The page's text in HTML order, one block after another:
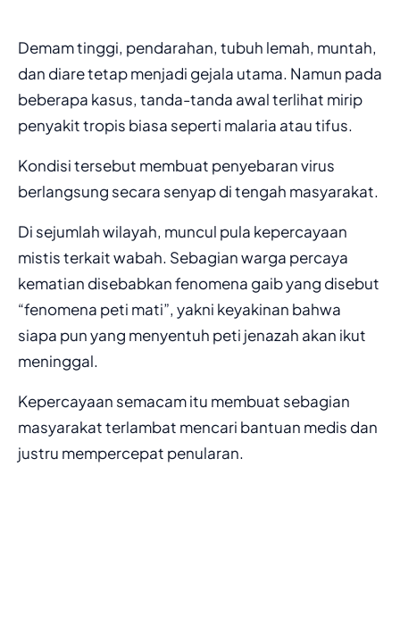
Demam tinggi, pendarahan, tubuh lemah, muntah,
dan diare tetap menjadi gejala utama. Namun pada
beberapa kasus, tanda-tanda awal terlihat mirip
penyakit tropis biasa seperti malaria atau tifus.
Kondisi tersebut membuat penyebaran virus
berlangsung secara senyap di tengah masyarakat.
Di sejumlah wilayah, muncul pula kepercayaan
mistis terkait wabah. Sebagian warga percaya
kematian disebabkan fenomena gaib yang disebut
“fenomena peti mati”, yakni keyakinan bahwa
siapa pun yang menyentuh peti jenazah akan ikut
meninggal.
Kepercayaan semacam itu membuat sebagian
masyarakat terlambat mencari bantuan medis dan
justru mempercepat penularan.